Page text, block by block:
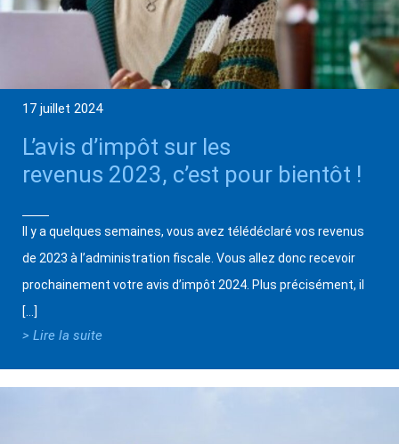
17 juillet 2024
L’avis d’impôt sur les
revenus 2023, c’est pour bientôt !
Il y a quelques semaines, vous avez télédéclaré vos revenus
de 2023 à l’administration fiscale. Vous allez donc recevoir
prochainement votre avis d’impôt 2024. Plus précisément, il
[…]
> Lire la suite